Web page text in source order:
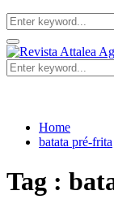
Search
for:
Facebook
Twitter
Instagram
Linkedin
Youtube
Email
Primary
Menu
Search
for:
Home
batata pré-frita
Tag :